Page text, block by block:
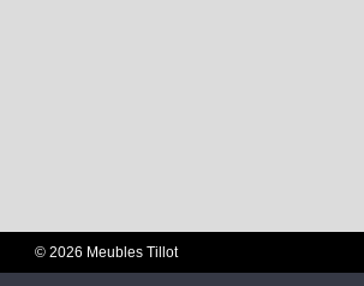
© 2026 Meubles Tillot